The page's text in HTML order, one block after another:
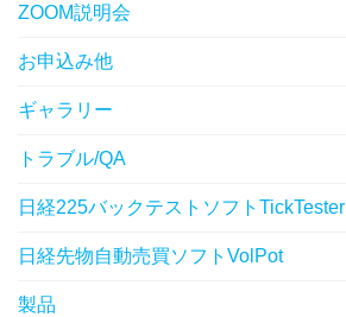
ZOOM説明会
お申込み他
ギャラリー
トラブル/QA
日経225バックテストソフトTickTester
日経先物自動売買ソフトVolPot
製品